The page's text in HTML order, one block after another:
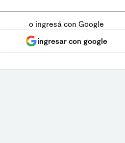
o ingresá con Google
ingresar con google